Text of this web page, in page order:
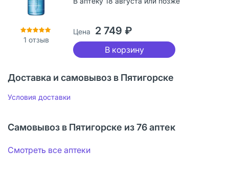
1 отзыв
Цена 2 749 ₽
В корзину
Доставка и самовывоз в Пятигорске
Условия доставки
Самовывоз в Пятигорске из 76 аптек
Смотреть все аптеки